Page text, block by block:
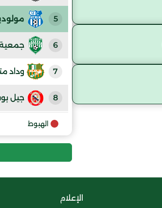
5
6 جمعية
7 وداد
8 جيل
9 الهبوط
الإعلام